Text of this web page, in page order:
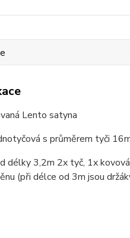
Lento satyna
s průměrem tyči
délky 3,2m 2x tyč, 1x
(při délce od 3m jsou